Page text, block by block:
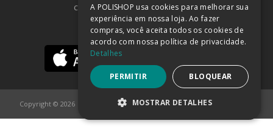
COMPRA 100% SEGURA (SAIBA MAIS)
BAIXE NOSSO APP
Copyright © 2026
A POLISHOP usa cookies para melhorar sua
experiência em nossa loja. Ao fazer
compras, você aceita todos os cookies de
acordo com nossa política de privacidade.
Detalhes
PERMITIR BLOQUEAR
MOSTRAR DETALHES
ESTRITAMENTE NECESSÁRIOS